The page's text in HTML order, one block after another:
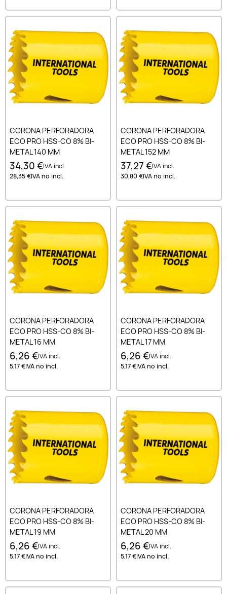
CORONA PERFORADORA
ECO PRO HSS-CO 8% BI-
METAL 140 MM
34,30 €IVA incl.
28,35 €IVA no incl.
CORONA PERFORADORA
ECO PRO HSS-CO 8% BI-
METAL 152 MM
37,27 €IVA incl.
30,80 €IVA no incl.
CORONA PERFORADORA
ECO PRO HSS-CO 8% BI-
METAL 16 MM
6,26 €IVA incl.
5,17 €IVA no incl.
CORONA PERFORADORA
ECO PRO HSS-CO 8% BI-
METAL 17 MM
6,26 €IVA incl.
5,17 €IVA no incl.
CORONA PERFORADORA
ECO PRO HSS-CO 8% BI-
METAL 19 MM
6,26 €IVA incl.
5,17 €IVA no incl.
CORONA PERFORADORA
ECO PRO HSS-CO 8% BI-
METAL 20 MM
6,26 €IVA incl.
5,17 €IVA no incl.